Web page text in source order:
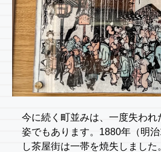
今に続く町並みは、一度失われ
姿でもあります。1880年（明
し茶屋街は一帯を焼失しまし